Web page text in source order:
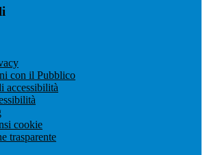
con il Pubblico
accessibilità
cookie
trasparente